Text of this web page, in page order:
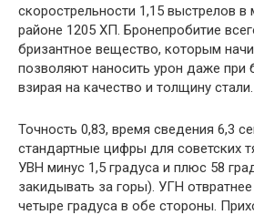
скорострельности 1,15 выстрелов
районе 1205 ХП. Бронепробитие
бризантное вещество, которым
позволяют наносить урон даже при
взирая на качество и толщину стали.
Точность 0,83, время сведения 6,3
стандартные цифры для советских
УВН минус 1,5 градуса и плюс 58
закидывать за горы). УГН
четыре градуса в обе стороны.